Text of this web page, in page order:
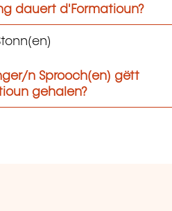
dauert d'Formatioun?
n Sprooch(en) gëtt
gehalen?